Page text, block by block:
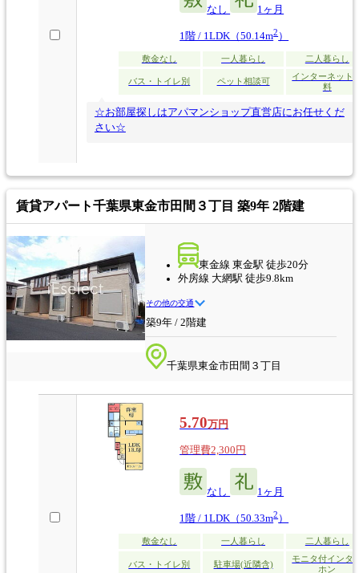
なし 1ヶ月
1階 / 1LDK（50.14m2）
敷金なし 一人暮らし 二人暮らし
バス・トイレ別 ペット相談可
インターネット
料
☆お部屋探しはアパマンショップ直営店にお任せくだ
さい☆
賃貸アパート千葉県東金市田間３丁目 築9年 2階建
東金線 東金駅 徒歩20分
外房線 大網駅 徒歩9.8km
その他の交通
築9年 / 2階建
千葉県東金市田間３丁目
5.70万円
管理費2,300円
なし 1ヶ月
1階 / 1LDK（50.33m2）
敷金なし 一人暮らし 二人暮らし
バス・トイレ別 駐車場(近隣含)
モニタ付インタ
ホン